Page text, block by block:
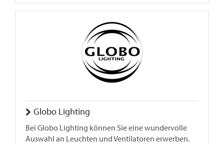
Globo Lighting
Bei Globo Lighting können Sie eine wundervolle
Auswahl an Leuchten und Ventilatoren erwerben.